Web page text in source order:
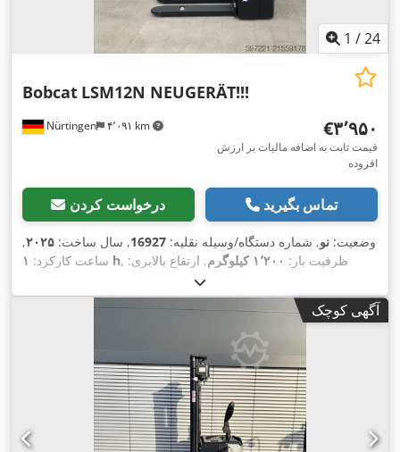
1 /24
Nürtingen ۴٬۰۹۱ km
Bobcat LSM12N NEUGERÄT!!!
‎€۳٬۹۵۰
قیمت ثابت به اضافه مالیات بر ارزش
افزوده
درخواست کردن تماس بگیرید
وضعیت: نو, شماره دستگاه/وسیله نقلیه: 16927, سال ساخت: ۲۰۲۵,
ساعت کارکرد: ۱ h , ظرفیت بار: ۱٬۲۰۰ کیلوگرم
, ارتفاع بالابری:
۶۰۰ میلی‌متر
دکل:سیمپلکس, ارتفاع سازه:۲٬۲۸۰ میلی‌متر , ولتاژ باتری: ۲۴ V,
طول شاخک‌ها: آگهی کوچک